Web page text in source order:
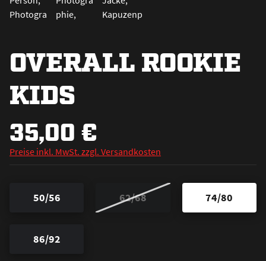
OVERALL ROOKIE
KIDS
35,00 €
Preise inkl. MwSt. zzgl. Versandkosten
50/56 62/68 74/80
86/92